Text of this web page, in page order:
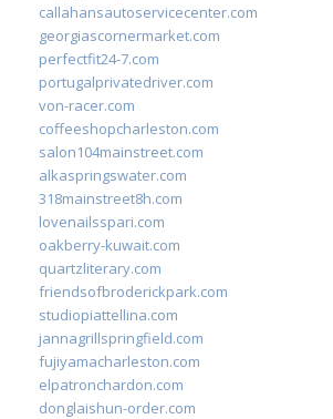
callahansautoservicecenter.com
georgiascornermarket.com
perfectfit24-7.com
portugalprivatedriver.com
von-racer.com
coffeeshopcharleston.com
salon104mainstreet.com
alkaspringswater.com
318mainstreet8h.com
lovenailsspari.com
oakberry-kuwait.com
quartzliterary.com
friendsofbroderickpark.com
studiopiattellina.com
jannagrillspringfield.com
fujiyamacharleston.com
elpatronchardon.com
donglaishun-order.com